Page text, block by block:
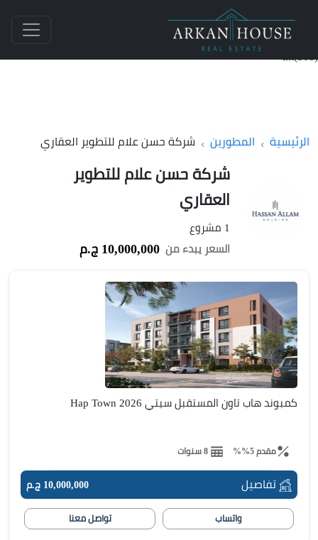
الرئيسية المطورين شركة حسن علام للتطوير العقاري
شركة حسن علام للتطوير
العقاري
1 مشروع
السعر يبدء من 10,000,000 ج.م
كمبوند هاب تاون المستقبل سيتي 2026 Hap Town
مقدم 5%% 8 سنوات
تفاصيل 10,000,000 ج.م
واتساب تواصل معنا